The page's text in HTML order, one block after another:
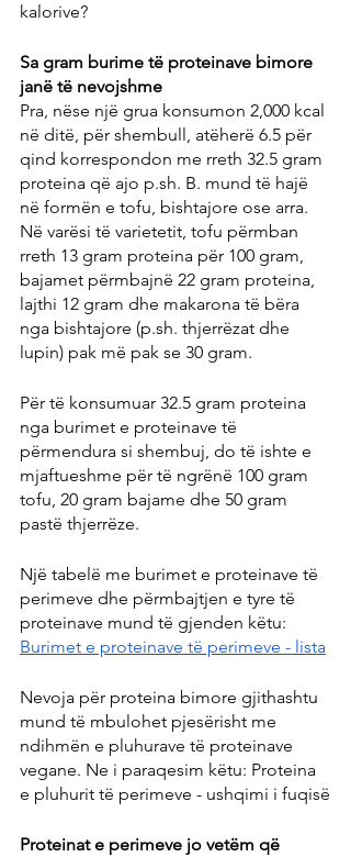
kalorive?
Sa gram burime të proteinave bimore
janë të nevojshme
Pra, nëse një grua konsumon 2,000 kcal
në ditë, për shembull, atëherë 6.5 për
qind korrespondon me rreth 32.5 gram
proteina që ajo p.sh. B. mund të hajë
në formën e tofu, bishtajore ose arra.
Në varësi të varietetit, tofu përmban
rreth 13 gram proteina për 100 gram,
bajamet përmbajnë 22 gram proteina,
lajthi 12 gram dhe makarona të bëra
nga bishtajore (p.sh. thjerrëzat dhe
lupin) pak më pak se 30 gram.
Për të konsumuar 32.5 gram proteina
nga burimet e proteinave të
përmendura si shembuj, do të ishte e
mjaftueshme për të ngrënë 100 gram
tofu, 20 gram bajame dhe 50 gram
pastë thjerrëze.
Një tabelë me burimet e proteinave të
perimeve dhe përmbajtjen e tyre të
proteinave mund të gjenden këtu:
Burimet e proteinave të perimeve - lista
Nevoja për proteina bimore gjithashtu
mund të mbulohet pjesërisht me
ndihmën e pluhurave të proteinave
vegane. Ne i paraqesim këtu: Proteina
e pluhurit të perimeve - ushqimi i fuqisë
Proteinat e perimeve jo vetëm që